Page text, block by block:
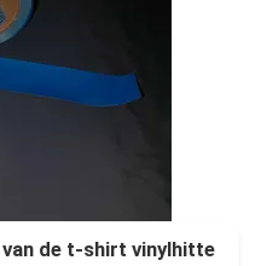
de t-shirt vinylhitte